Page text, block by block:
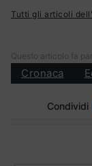
Tutti gli articoli
Questo articolo fa
Cronaca
Condividi